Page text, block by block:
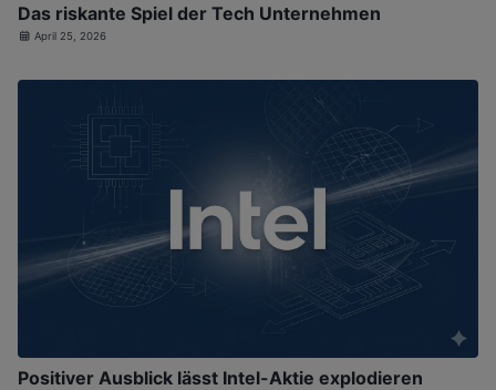
Das riskante Spiel der Tech Unternehmen
April 25, 2026
Positiver Ausblick lässt Intel-Aktie explodieren